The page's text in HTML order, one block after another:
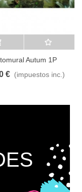
carrito A lista de deseos
Autum 1P
€ (impuestos inc.)